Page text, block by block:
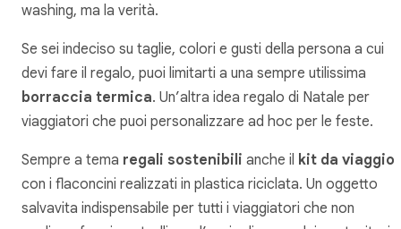
washing, ma la verità.
Se sei indeciso su taglie, colori e gusti della persona a cui
devi fare il regalo, puoi limitarti a una sempre utilissima
borraccia termica. Un’altra idea regalo di Natale per
viaggiatori che puoi personalizzare ad hoc per le feste.
Sempre a tema regali sostenibili anche il kit da viaggio
con i flaconcini realizzati in plastica riciclata. Un oggetto
salvavita indispensabile per tutti i viaggiatori che non